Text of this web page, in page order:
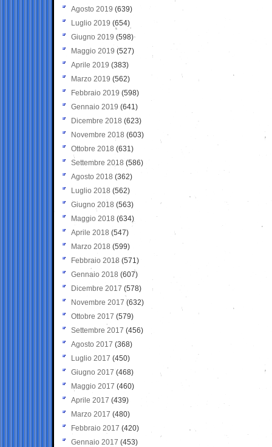
Agosto 2019 (639)
Luglio 2019 (654)
Giugno 2019 (598)
Maggio 2019 (527)
Aprile 2019 (383)
Marzo 2019 (562)
Febbraio 2019 (598)
Gennaio 2019 (641)
Dicembre 2018 (623)
Novembre 2018 (603)
Ottobre 2018 (631)
Settembre 2018 (586)
Agosto 2018 (362)
Luglio 2018 (562)
Giugno 2018 (563)
Maggio 2018 (634)
Aprile 2018 (547)
Marzo 2018 (599)
Febbraio 2018 (571)
Gennaio 2018 (607)
Dicembre 2017 (578)
Novembre 2017 (632)
Ottobre 2017 (579)
Settembre 2017 (456)
Agosto 2017 (368)
Luglio 2017 (450)
Giugno 2017 (468)
Maggio 2017 (460)
Aprile 2017 (439)
Marzo 2017 (480)
Febbraio 2017 (420)
Gennaio 2017 (453)